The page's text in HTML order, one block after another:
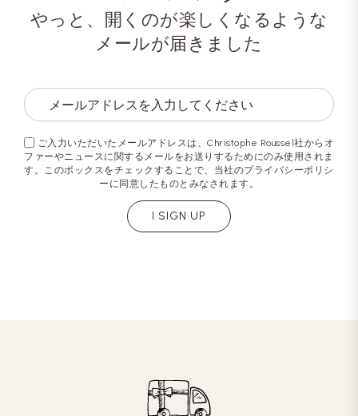
やっと、開くのが楽しくなるような
メールが届きました
ご入力いただいたメールアドレスは、Christophe Roussel社からオ
ファーやニュースに関するメールをお送りするためにのみ使用されま
す。このボックスをチェックすることで、当社のプライバシーポリシ
ーに同意したものとみなされます。
I SIGN UP